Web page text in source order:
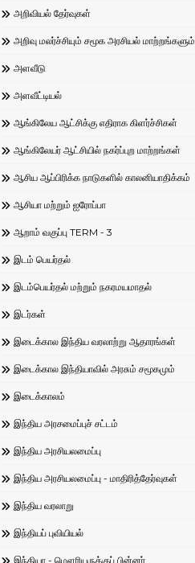
அறிவியல் தேர்வுகள்
அறிவு மலர்ச்சியும் சமூக அரசியல் மாற்றங்களும்
அளவீடு
அளவீட்டியல்
ஆங்கிலேய ஆட்சிக்கு எதிராக கிளர்ச்சிகள்
ஆங்கிலேயர் ஆட்சியில் நகர்ப்புற மாற்றங்கள்
ஆசிய ஆப்பிரிக்க நாடுகளில் காலனியாதிக்கம்
ஆசியா மற்றும் ஐரோப்பா
ஆறாம் வகுப்பு TERM - 3
இடம் பெயர்தல்
இடம்பெயர்தல் மற்றும் நகரமயமாதல்
இடர்கள்
இடைக்கால இந்திய வரலாற்று ஆதாரங்கள்
இடைக்கால இந்தியாவில் அரசும் சமூகமும்
இடைக்காலம்
இந்திய அரசமைப்புச் சட்டம்
இந்திய அரசியலமைப்பு
இந்திய அரசியலமைப்பு - மாதிரித்தேர்வுகள்
இந்திய வரலாறு
இந்தியப் புவியியல்
இந்தியா - மெளரியருக்குப் பின்னர்